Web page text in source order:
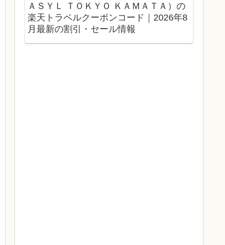
ＡＳＹＬ ＴＯＫＹＯ ＫＡＭＡＴＡ）の
楽天トラベルクーポンコード｜2026年8
月最新の割引・セール情報